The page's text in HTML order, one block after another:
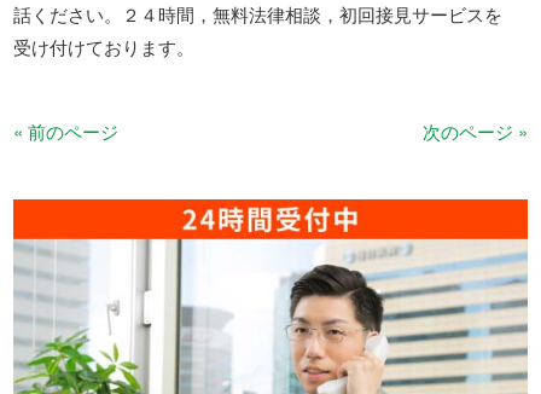
話ください。２４時間，無料法律相談，初回接見サービスを
受け付けております。
« 前のページ 次のページ »